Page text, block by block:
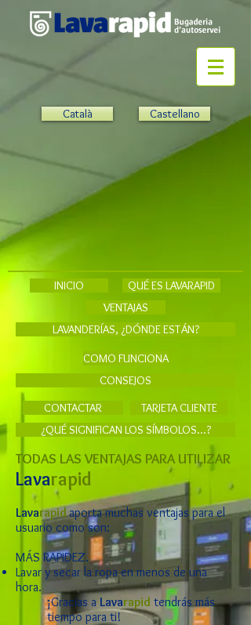
Català Castellano
INICIO
QUÉ ES LAVARAPID
VENTAJAS
LAVANDERÍAS, ¿DÓNDE ESTÁN?
COMO FUNCIONA
CONSEJOS
CONTACTAR
TARJETA CLIENTE
¿QUÉ SIGNIFICAN LOS SÍMBOLOS...?
TODAS LAS VENTAJAS PARA UTILIZAR
Lavarapid
Lavarapidaporta muchas ventajas para el
usuario como son:
MÁS RAPIDEZ.
Lavar y secar la ropa en menos de una
hora.
¡Gracias a Lavarapid tendrás más
tiempo para ti!